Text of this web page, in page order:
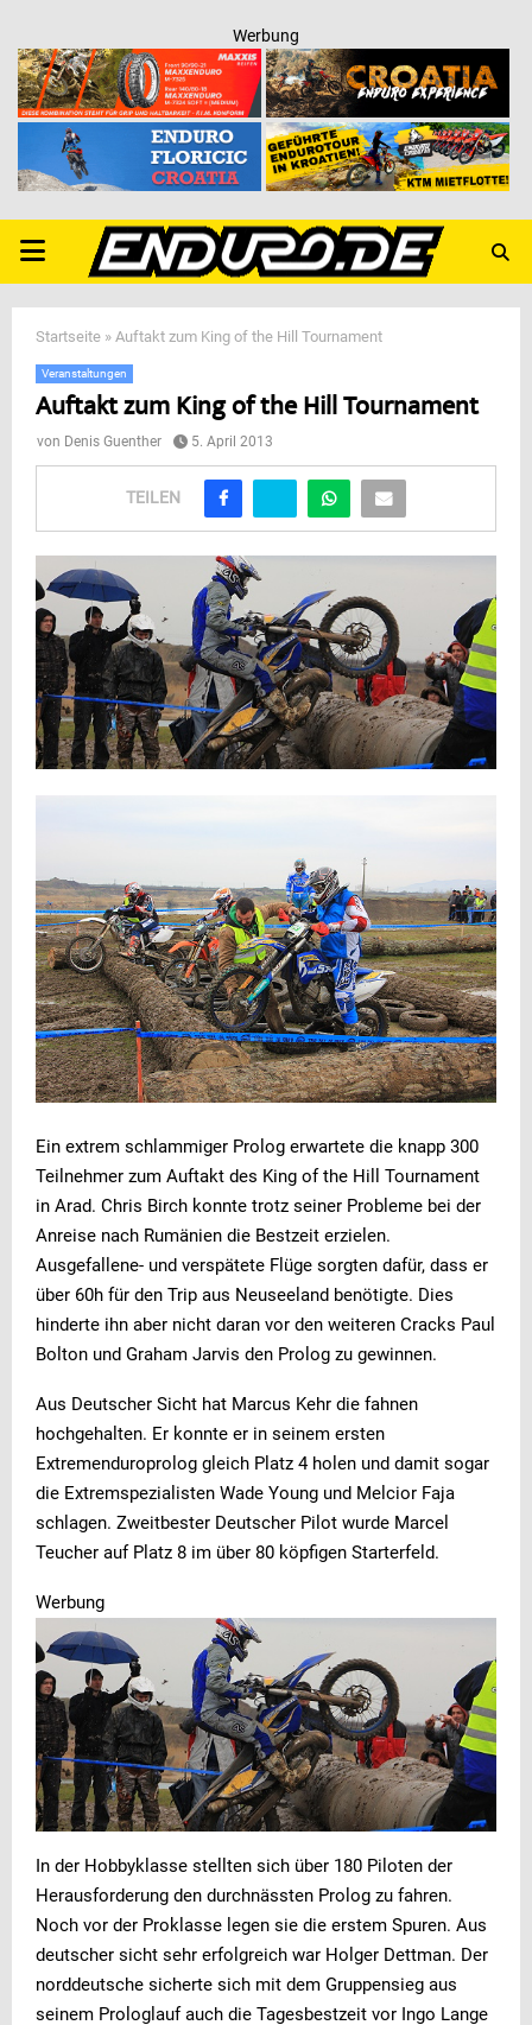
Werbung
PRIMARY
MENU
Startseite » Auftakt zum King of the Hill Tournament
Veranstaltungen
Auftakt zum King of the Hill Tournament
von Denis Guenther 5. April 2013
TEILEN
Ein extrem schlammiger Prolog erwartete die knapp 300
Teilnehmer zum Auftakt des King of the Hill Tournament
in Arad. Chris Birch konnte trotz seiner Probleme bei der
Anreise nach Rumänien die Bestzeit erzielen.
Ausgefallene- und verspätete Flüge sorgten dafür, dass er
über 60h für den Trip aus Neuseeland benötigte. Dies
hinderte ihn aber nicht daran vor den weiteren Cracks Paul
Bolton und Graham Jarvis den Prolog zu gewinnen.
Aus Deutscher Sicht hat Marcus Kehr die fahnen
hochgehalten. Er konnte er in seinem ersten
Extremenduroprolog gleich Platz 4 holen und damit sogar
die Extremspezialisten Wade Young und Melcior Faja
schlagen. Zweitbester Deutscher Pilot wurde Marcel
Teucher auf Platz 8 im über 80 köpfigen Starterfeld.
Werbung
In der Hobbyklasse stellten sich über 180 Piloten der
Herausforderung den durchnässten Prolog zu fahren.
Noch vor der Proklasse legen sie die erstem Spuren. Aus
deutscher sicht sehr erfolgreich war Holger Dettman. Der
norddeutsche sicherte sich mit dem Gruppensieg aus
seinem Prologlauf auch die Tagesbestzeit vor Ingo Lange